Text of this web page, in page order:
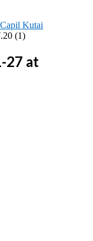
Kutai
(1)
27 at